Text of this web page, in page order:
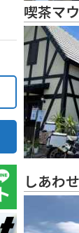
喫茶マ
しあわ